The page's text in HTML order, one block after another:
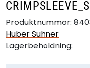
Produktnummer:
Huber Suhner
Lagerbeholdning: